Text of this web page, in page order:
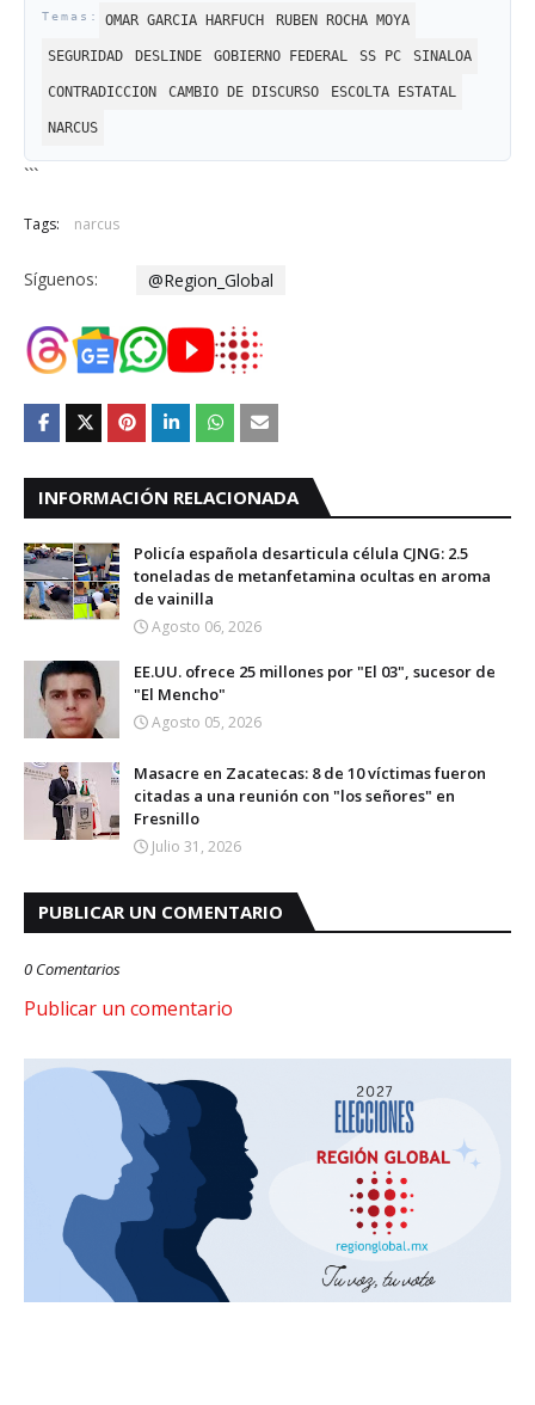
OMAR GARCIA HARFUCH RUBEN ROCHA MOYA
SEGURIDAD DESLINDE GOBIERNO FEDERAL SS PC SINALOA
CONTRADICCION CAMBIO DE DISCURSO ESCOLTA ESTATAL
NARCUS
```
Tags: narcus
Síguenos: @Region_Global
INFORMACIÓN RELACIONADA
Policía española desarticula célula CJNG: 2.5
toneladas de metanfetamina ocultas en aroma
de vainilla
Agosto 06, 2026
EE.UU. ofrece 25 millones por "El 03", sucesor de
"El Mencho"
Agosto 05, 2026
Masacre en Zacatecas: 8 de 10 víctimas fueron
citadas a una reunión con "los señores" en
Fresnillo
Julio 31, 2026
PUBLICAR UN COMENTARIO
0 Comentarios
Publicar un comentario